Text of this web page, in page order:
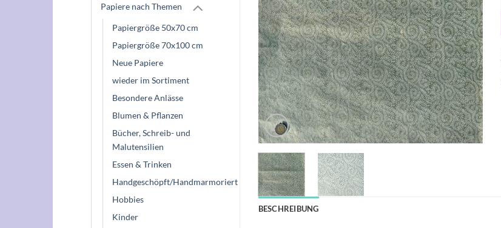
Papiere nach Themen
Papiergröße 50x70 cm
Papiergröße 70x100 cm
Neue Papiere
wieder im Sortiment
Besondere Anlässe
Blumen & Pflanzen
Bücher, Schreib- und
Malutensilien
Essen & Trinken
Handgeschöpft/Handmarmoriert
Hobbies
Kinder
BESCHREIBUNG